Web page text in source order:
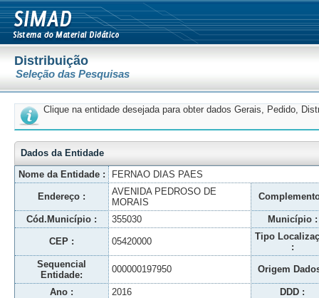
Distribuição
Seleção das Pesquisas
Clique na entidade desejada para obter dados Gerais, Pedido,
Dados da Entidade
Nome da Entidade :
FERNAO DIAS PAES
Endereço :
AVENIDA PEDROSO DE
MORAIS
Cód.Município : 355030 Município :
CEP : 05420000
Tipo
:
Sequencial
Entidade:
000000197950 Origem
Ano : 2016 DDD :